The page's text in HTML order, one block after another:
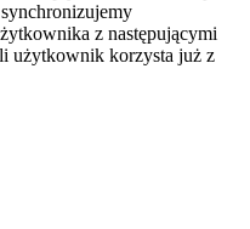
z następującymi
użytkownik korzysta już z